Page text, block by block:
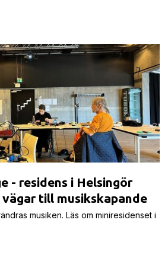
- residens i Helsingör
till musikskapande
musiken. Läs om miniresidenset i